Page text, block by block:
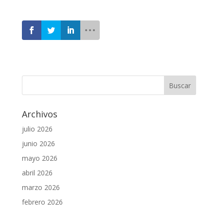
Archivos
julio 2026
junio 2026
mayo 2026
abril 2026
marzo 2026
febrero 2026